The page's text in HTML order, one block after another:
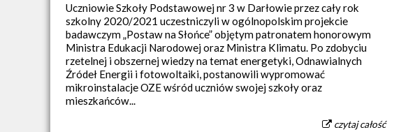
Uczniowie Szkoły Podstawowej nr 3 w Darłowie przez cały rok
szkolny 2020/2021 uczestniczyli w ogólnopolskim projekcie
badawczym „Postaw na Słońce” objętym patronatem honorowym
Ministra Edukacji Narodowej oraz Ministra Klimatu. Po zdobyciu
rzetelnej i obszernej wiedzy na temat energetyki, Odnawialnych
Źródeł Energii i fotowoltaiki, postanowili wypromować
mikroinstalacje OZE wśród uczniów swojej szkoły oraz
mieszkańców...
czytaj całość